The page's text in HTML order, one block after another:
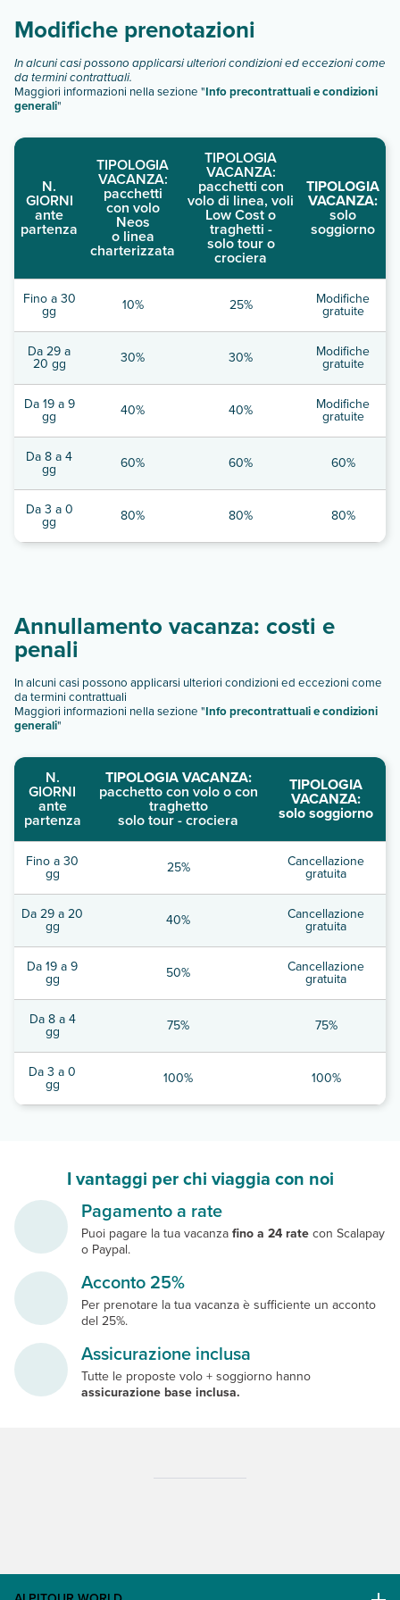
Modifiche prenotazioni
In alcuni casi possono applicarsi ulteriori condizioni ed eccezioni come
da termini contrattuali.
Maggiori informazioni nella sezione "Info precontrattuali e condizioni
generali"
N.
GIORNI
ante
partenza
TIPOLOGIA
VACANZA:
pacchetti
con volo
Neos
o linea
charterizzata
TIPOLOGIA
VACANZA:
pacchetti con
volo di linea, voli
Low Cost o
traghetti -
solo tour o
crociera
TIPOLOGIA
VACANZA:
solo
soggiorno
Fino a 30
gg 10% 25% Modifiche
gratuite
Da 29 a
20 gg 30% 30% Modifiche
gratuite
Da 19 a 9
gg 40% 40% Modifiche
gratuite
Da 8 a 4
gg 60% 60% 60%
Da 3 a 0
gg 80% 80% 80%
Annullamento vacanza: costi e
penali
In alcuni casi possono applicarsi ulteriori condizioni ed eccezioni come
da termini contrattuali
Maggiori informazioni nella sezione "Info precontrattuali e condizioni
generali"
N.
GIORNI
ante
partenza
TIPOLOGIA VACANZA:
pacchetto con volo o con
traghetto
solo tour - crociera
TIPOLOGIA
VACANZA:
solo soggiorno
Fino a 30
gg 25% Cancellazione
gratuita
Da 29 a 20
gg 40% Cancellazione
gratuita
Da 19 a 9
gg 50% Cancellazione
gratuita
Da 8 a 4
gg 75% 75%
Da 3 a 0
gg 100% 100%
I vantaggi per chi viaggia con noi
Pagamento a rate
Puoi pagare la tua vacanzafino a 24 ratecon Scalapay
o Paypal.
Acconto 25%
Per prenotare la tua vacanza è sufficiente un acconto
del 25%.
Assicurazione inclusa
Tutte le proposte volo + soggiorno hanno
assicurazione base inclusa.